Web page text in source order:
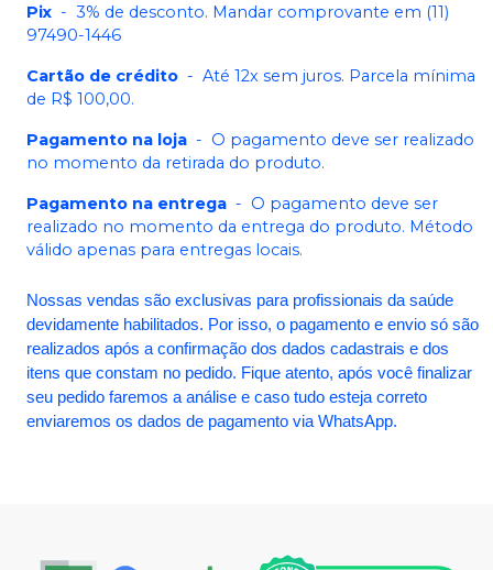
Pix - 3% de desconto. Mandar comprovante em (11)
97490-1446
Cartão de crédito - Até 12x sem juros. Parcela mínima
de R$ 100,00.
Pagamento na loja - O pagamento deve ser realizado
no momento da retirada do produto.
Pagamento na entrega - O pagamento deve ser
realizado no momento da entrega do produto. Método
válido apenas para entregas locais.
Nossas vendas são exclusivas para profissionais da saúde
devidamente habilitados. Por isso, o pagamento e envio só são
realizados após a confirmação dos dados cadastrais e dos
itens que constam no pedido. Fique atento, após você finalizar
seu pedido faremos a análise e caso tudo esteja correto
enviaremos os dados de pagamento via WhatsApp.